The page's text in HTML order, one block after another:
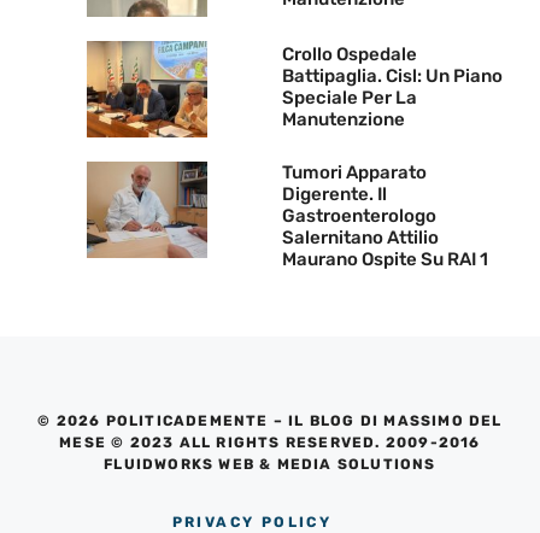
Crollo Ospedale
Battipaglia. Cisl: Un Piano
Speciale Per La
Manutenzione
Tumori Apparato
Digerente. Il
Gastroenterologo
Salernitano Attilio
Maurano Ospite Su RAI 1
© 2026 POLITICADEMENTE – IL BLOG DI MASSIMO DEL
MESE © 2023 ALL RIGHTS RESERVED. 2009-2016
FLUIDWORKS WEB & MEDIA SOLUTIONS
PRIVACY POLICY